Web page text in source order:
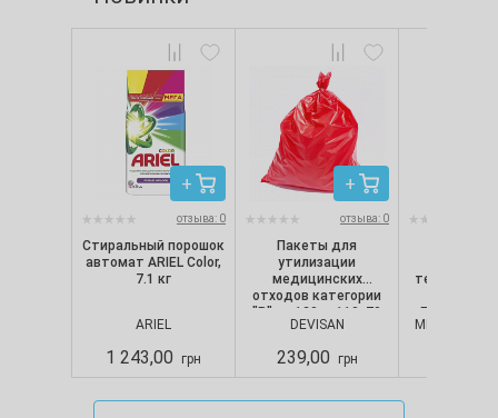
отзыва: 0
Стиральный порошок
автомат ARIEL Color,
7.1 кг
ARIEL
1 243,00 грн
отзыва: 0
Пакеты для
утилизации
медицинских
отходов категории
"B" на 120 л, 110х70
см, 50 мкм, красные
DEVISAN
239,00 грн
Белые (100
MERCATOR